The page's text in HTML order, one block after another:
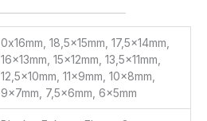
0x16mm, 18,5x15mm, 17,5x14mm,
16x13mm, 15x12mm, 13,5x11mm,
12,5x10mm, 11x9mm, 10x8mm,
9x7mm, 7,5x6mm, 6x5mm